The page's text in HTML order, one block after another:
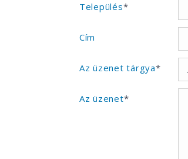
Település*
Cím
Az üzenet tárgya*
Az üzenet*